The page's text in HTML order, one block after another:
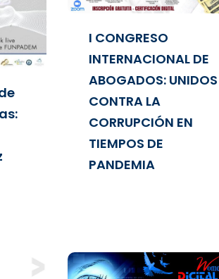
I CONGRESO
INTERNACIONAL DE
ABOGADOS: UNIDOS
CONTRA LA
CORRUPCIÓN EN
TIEMPOS DE
PANDEMIA